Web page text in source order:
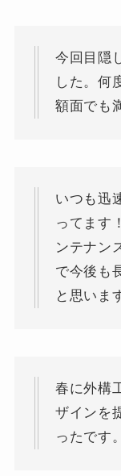
今回目隠
した。何
額面でも
いつも迅
ってます
ンテナン
で今後も
と思いま
春に外構
ザインを
ったです。